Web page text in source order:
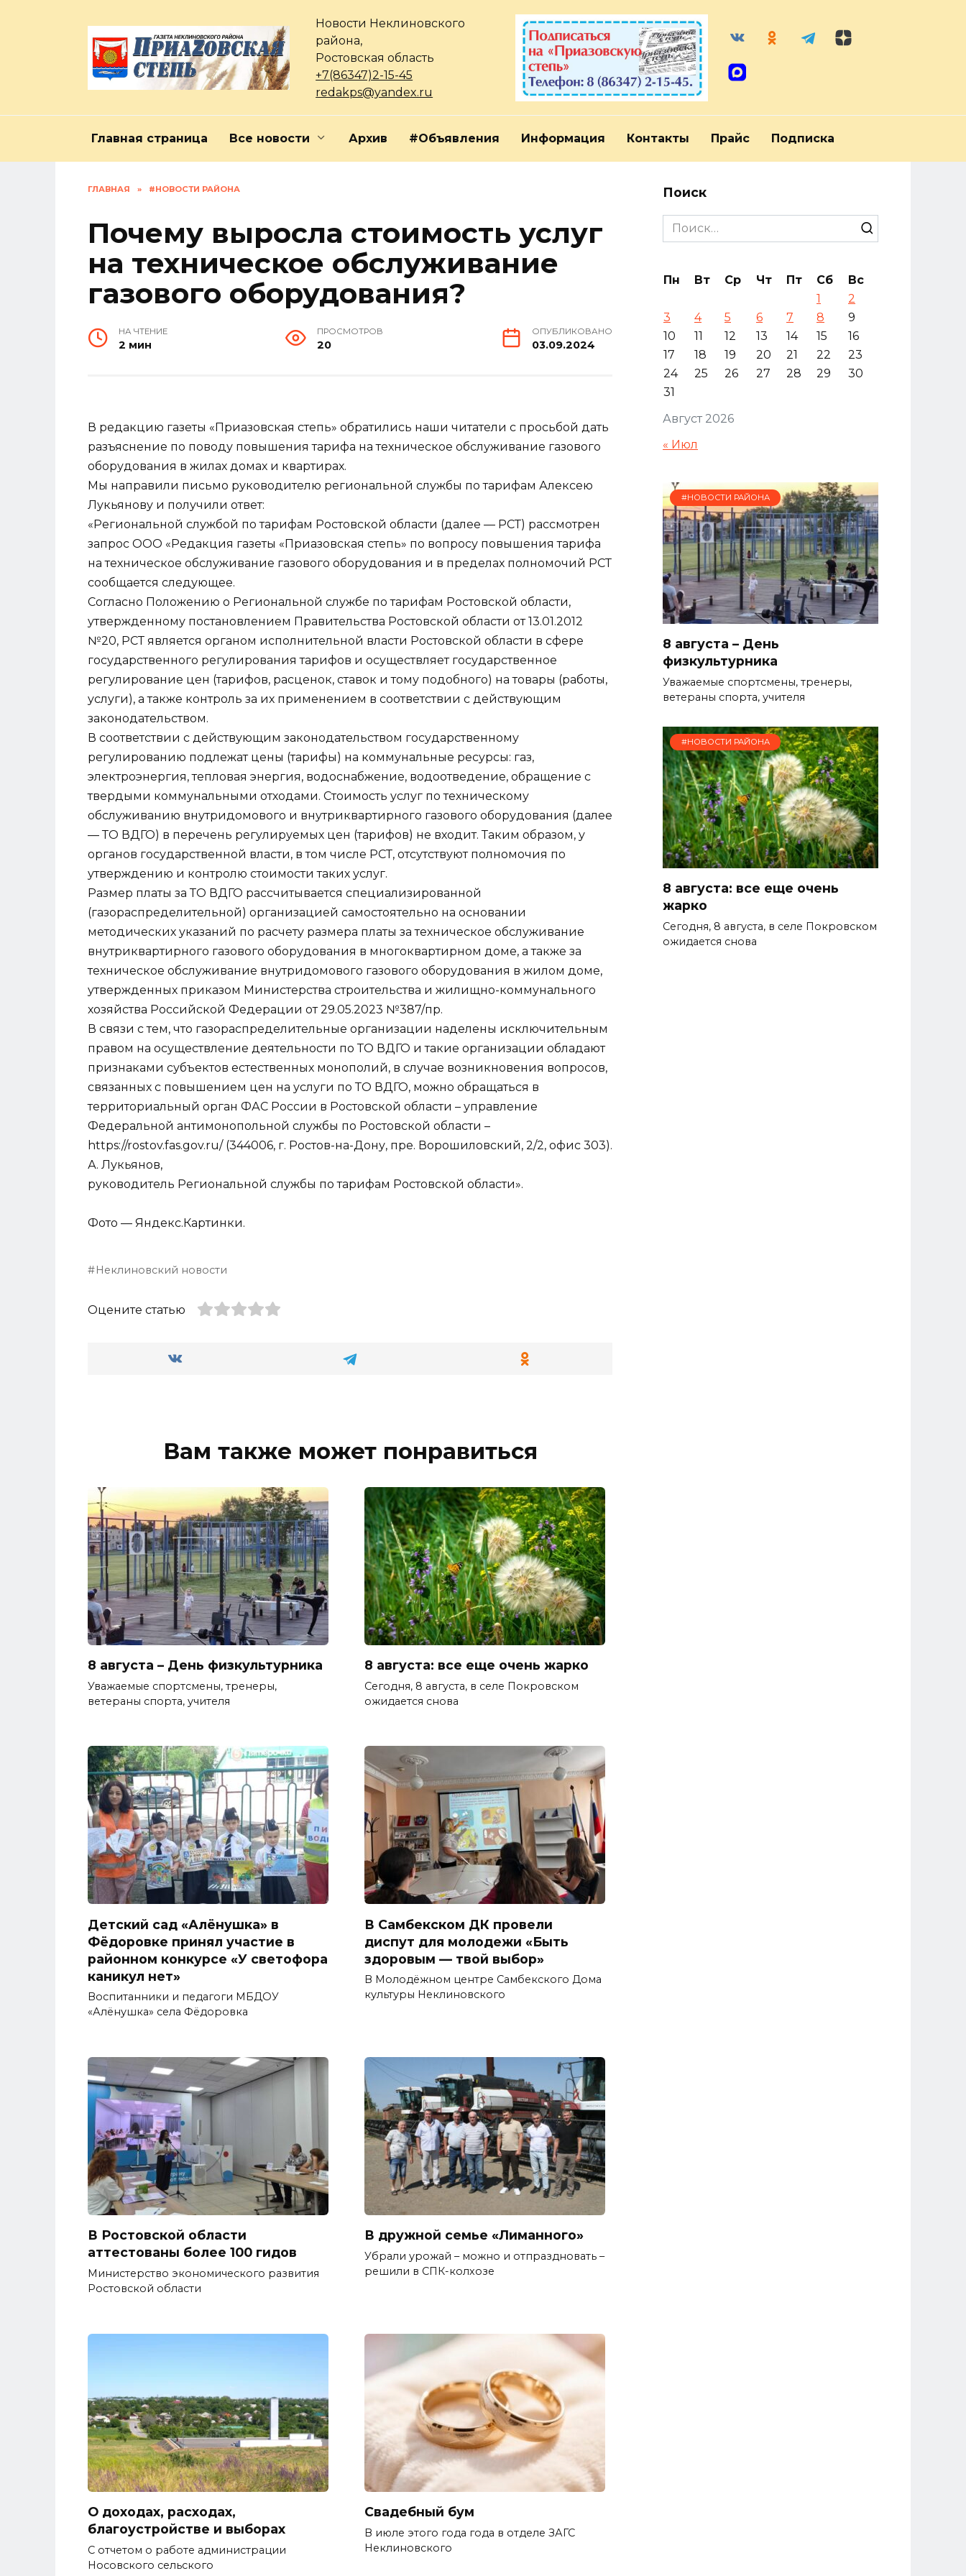
Новости Неклиновского
района,
Ростовская область
+7(86347)2-15-45
redakps@yandex.ru
Главная страница Все новости Архив #Объявления Информация Контакты Прайс Подписка
ГЛАВНАЯ » #НОВОСТИ РАЙОНА
Почему выросла стоимость услуг
на техническое обслуживание
газового оборудования?
НА ЧТЕНИЕ
2 мин
ПРОСМОТРОВ
20
ОПУБЛИКОВАНО
03.09.2024
В редакцию газеты «Приазовская степь» обратились наши читатели с просьбой дать
разъяснение по поводу повышения тарифа на техническое обслуживание газового
оборудования в жилах домах и квартирах.
Мы направили письмо руководителю региональной службы по тарифам Алексею
Лукьянову и получили ответ:
«Региональной службой по тарифам Ростовской области (далее — РСТ) рассмотрен
запрос ООО «Редакция газеты «Приазовская степь» по вопросу повышения тарифа
на техническое обслуживание газового оборудования и в пределах полномочий РСТ
сообщается следующее.
Согласно Положению о Региональной службе по тарифам Ростовской области,
утвержденному постановлением Правительства Ростовской области от 13.01.2012
№20, РСТ является органом исполнительной власти Ростовской области в сфере
государственного регулирования тарифов и осуществляет государственное
регулирование цен (тарифов, расценок, ставок и тому подобного) на товары (работы,
услуги), а также контроль за их применением в соответствии с действующим
законодательством.
В соответствии с действующим законодательством государственному
регулированию подлежат цены (тарифы) на коммунальные ресурсы: газ,
электроэнергия, тепловая энергия, водоснабжение, водоотведение, обращение с
твердыми коммунальными отходами. Стоимость услуг по техническому
обслуживанию внутридомового и внутриквартирного газового оборудования (далее
— ТО ВДГО) в перечень регулируемых цен (тарифов) не входит. Таким образом, у
органов государственной власти, в том числе РСТ, отсутствуют полномочия по
утверждению и контролю стоимости таких услуг.
Размер платы за ТО ВДГО рассчитывается специализированной
(газораспределительной) организацией самостоятельно на основании
методических указаний по расчету размера платы за техническое обслуживание
внутриквартирного газового оборудования в многоквартирном доме, а также за
техническое обслуживание внутридомового газового оборудования в жилом доме,
утвержденных приказом Министерства строительства и жилищно-коммунального
хозяйства Российской Федерации от 29.05.2023 №387/пр.
В связи с тем, что газораспределительные организации наделены исключительным
правом на осуществление деятельности по ТО ВДГО и такие организации обладают
признаками субъектов естественных монополий, в случае возникновения вопросов,
связанных с повышением цен на услуги по ТО ВДГО, можно обращаться в
территориальный орган ФАС России в Ростовской области – управление
Федеральной антимонопольной службы по Ростовской области –
https://rostov.fas.gov.ru/ (344006, г. Ростов-на-Дону, пре. Ворошиловский, 2/2, офис 303).
А. Лукьянов,
руководитель Региональной службы по тарифам Ростовской области».
Фото — Яндекс.Картинки.
Неклиновский новости
Оцените статью
Вам также может понравиться
8 августа – День физкультурника
Уважаемые спортсмены, тренеры,
ветераны спорта, учителя
8 августа: все еще очень жарко
Сегодня, 8 августа, в селе Покровском
ожидается снова
Детский сад «Алёнушка» в
Фёдоровке принял участие в
районном конкурсе «У светофора
каникул нет»
Воспитанники и педагоги МБДОУ
«Алёнушка» села Фёдоровка
В Самбекском ДК провели
диспут для молодежи «Быть
здоровым — твой выбор»
В Молодёжном центре Самбекского Дома
культуры Неклиновского
В Ростовской области
аттестованы более 100 гидов
Министерство экономического развития
Ростовской области
В дружной семье «Лиманного»
Убрали урожай – можно и отпраздновать –
решили в СПК-колхозе
О доходах, расходах,
благоустройстве и выборах
С отчетом о работе администрации
Носовского сельского
Свадебный бум
В июле этого года года в отделе ЗАГС
Неклиновского
Поиск
Search
for:
Август 2026
Пн Вт Ср Чт Пт Сб
Вс
1
2
3
4 5 6 7 8
9
10
11 12 13 14 15
16
17
18 19 20 21 22
23
24
25 26 27 28 29
30
31
« Июл
#НОВОСТИ РАЙОНА
8 августа – День
физкультурника
Уважаемые спортсмены, тренеры,
ветераны спорта, учителя
#НОВОСТИ РАЙОНА
8 августа: все еще очень
жарко
Сегодня, 8 августа, в селе Покровском
ожидается снова